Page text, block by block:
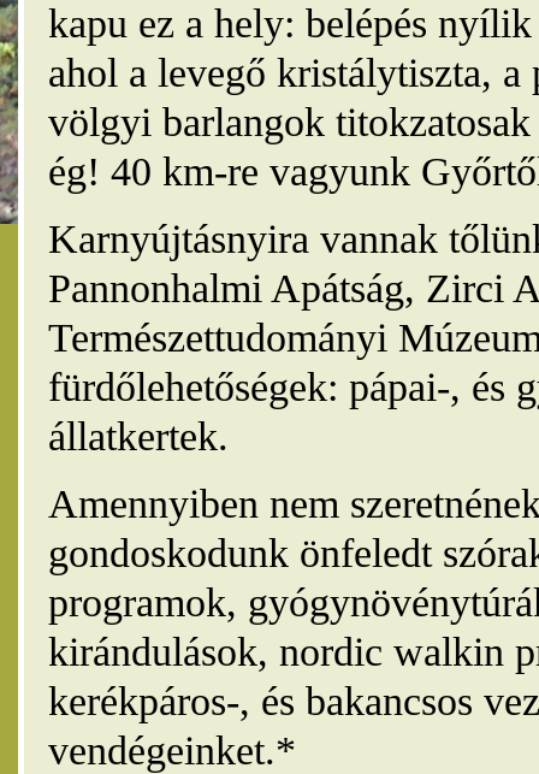
kapu ez a hely: belépés
ahol a levegő kristálytiszta, a
völgyi barlangok
ég! 40 km-re vagyunk
Karnyújtásnyira vannak
Pannonhalmi Apátság, Zirci
Természettudományi
fürdőlehetőségek: pápai-, és
állatkertek.
Amennyiben nem
gondoskodunk önfeledt
programok,
kirándulások, nordic walkin
kerékpáros-, és bakancsos
vendégeinket.*